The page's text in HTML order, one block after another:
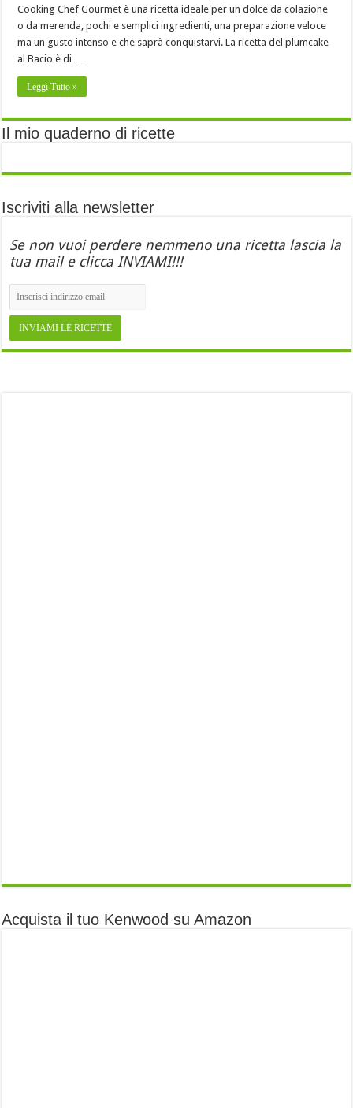
Cooking Chef Gourmet è una ricetta ideale per un dolce da colazione
o da merenda, pochi e semplici ingredienti, una preparazione veloce
ma un gusto intenso e che saprà conquistarvi. La ricetta del plumcake
al Bacio è di …
Leggi Tutto »
Il mio quaderno di ricette
Iscriviti alla newsletter
Se non vuoi perdere nemmeno una ricetta lascia la
tua mail e clicca INVIAMI!!!
Acquista il tuo Kenwood su Amazon